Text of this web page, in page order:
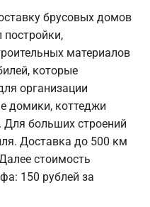
брусовых домов
постройки,
материалов
которые
организации
домики, коттеджи
больших строений
Доставка до 500 км
стоимость
150 рублей за